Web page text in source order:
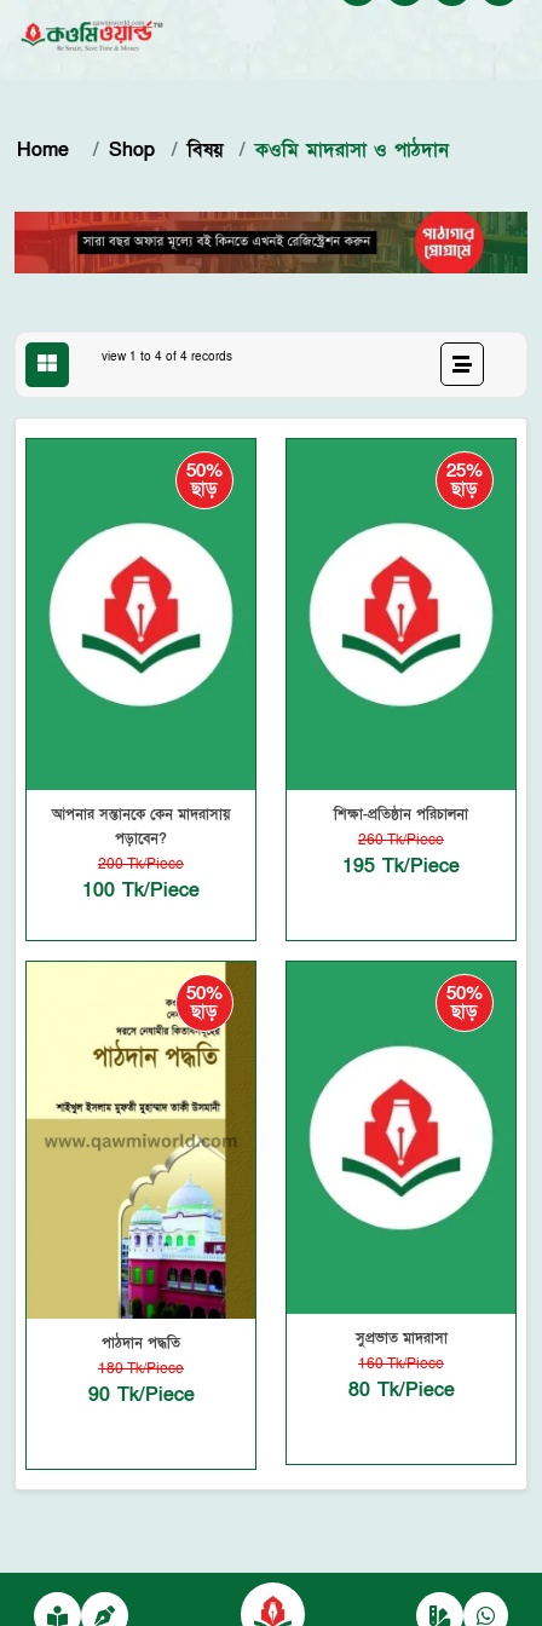
Home Shop বিষয় কওমি মাদরাসা ও পাঠদান
view 1 to 4 of 4 records
50%
ছাড়
আপনার সন্তানকে কেন মাদরাসায়
পড়াবেন?
200 Tk/Piece
100 Tk/Piece
25%
ছাড়
শিক্ষা-প্রতিষ্ঠান পরিচালনা
260 Tk/Piece
195 Tk/Piece
50%
ছাড়
পাঠদান পদ্ধতি
180 Tk/Piece
90 Tk/Piece
50%
ছাড়
সুপ্রভাত মাদরাসা
160 Tk/Piece
80 Tk/Piece